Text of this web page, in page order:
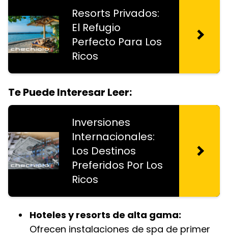
Resorts Privados:
El Refugio
Perfecto Para Los
Ricos
Te Puede Interesar Leer:
Inversiones
Internacionales:
Los Destinos
Preferidos Por Los
Ricos
Hoteles y resorts de alta gama:
Ofrecen instalaciones de spa de primer